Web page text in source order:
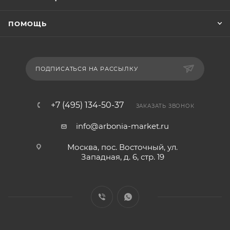
ПОМОЩЬ
ПОДПИСАТЬСЯ НА РАССЫЛКУ
+7 (495) 134-50-37 ЗАКАЗАТЬ ЗВОНОК
info@arbonia-market.ru
Москва, пос. Восточный, ул.
Западная, д. 6, стр. 19